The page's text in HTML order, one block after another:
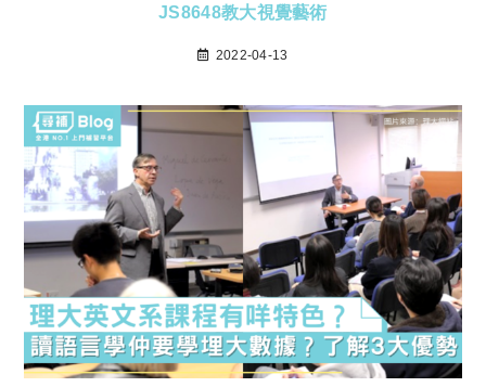
JS8648教大視覺藝術
2022-04-13